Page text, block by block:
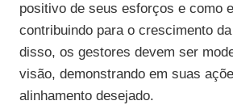
positivo de seus esforços e como
contribuindo para o crescimento
disso, os gestores devem ser
visão, demonstrando em suas
alinhamento desejado.